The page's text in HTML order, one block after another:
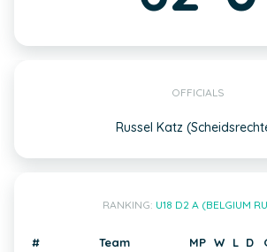
OFFICIALS
Russel Katz
RANKING: U18 D2 A (BELGIUM
# Team MP W L D